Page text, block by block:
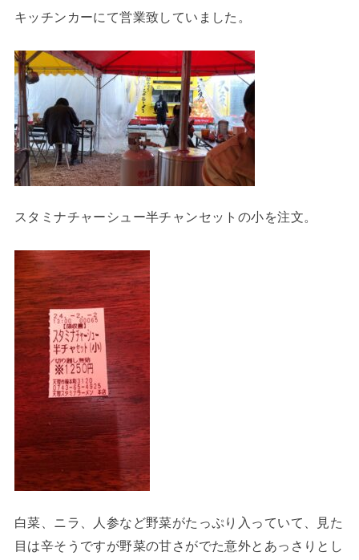
キッチンカーにて営業致していました。
スタミナチャーシュー半チャンセットの小を注文。
白菜、ニラ、人参など野菜がたっぷり入っていて、見た
目は辛そうですが野菜の甘さがでた意外とあっさりとし